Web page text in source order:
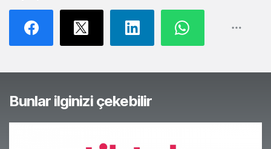
Bunlar ilginizi çekebilir